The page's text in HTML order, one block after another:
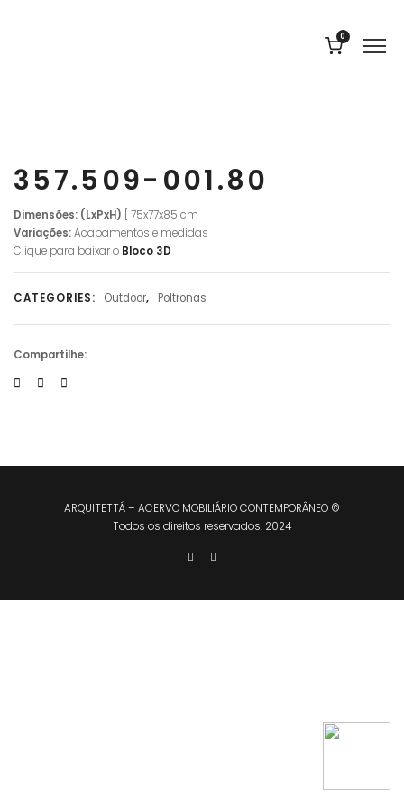
0
357.509-001.80
Dimensões: (LxPxH)
[ 75x77x85 cm
Variações:Acabamentos e medidas
Clique para baixar o Bloco 3D
CATEGORIES: Outdoor, Poltronas
Compartilhe:
ARQUITETTÁ – ACERVO MOBILIÁRIO CONTEMPORÂNEO ©
Todos os direitos reservados. 2024